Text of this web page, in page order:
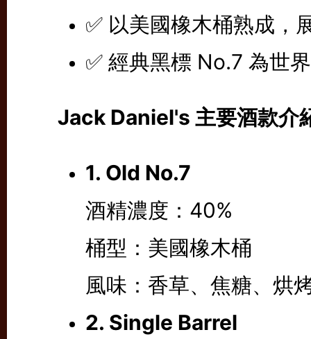
✅ 以美國橡木桶熟成，
✅ 經典黑標 No.7 為世
Jack Daniel's 主要酒款介
1. Old No.7
酒精濃度：40%
桶型：美國橡木桶
風味：香草、焦糖、烘
2. Single Barrel